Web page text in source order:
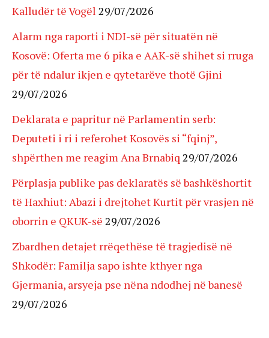
Kalludër të Vogël 29/07/2026
Alarm nga raporti i NDI-së për situatën në
Kosovë: Oferta me 6 pika e AAK-së shihet si rruga
për të ndalur ikjen e qytetarëve thotë Gjini
29/07/2026
Deklarata e papritur në Parlamentin serb:
Deputeti i ri i referohet Kosovës si “fqinj”,
shpërthen me reagim Ana Brnabiq 29/07/2026
Përplasja publike pas deklaratës së bashkëshortit
të Haxhiut: Abazi i drejtohet Kurtit për vrasjen në
oborrin e QKUK-së 29/07/2026
Zbardhen detajet rrëqethëse të tragjedisë në
Shkodër: Familja sapo ishte kthyer nga
Gjermania, arsyeja pse nëna ndodhej në banesë
29/07/2026